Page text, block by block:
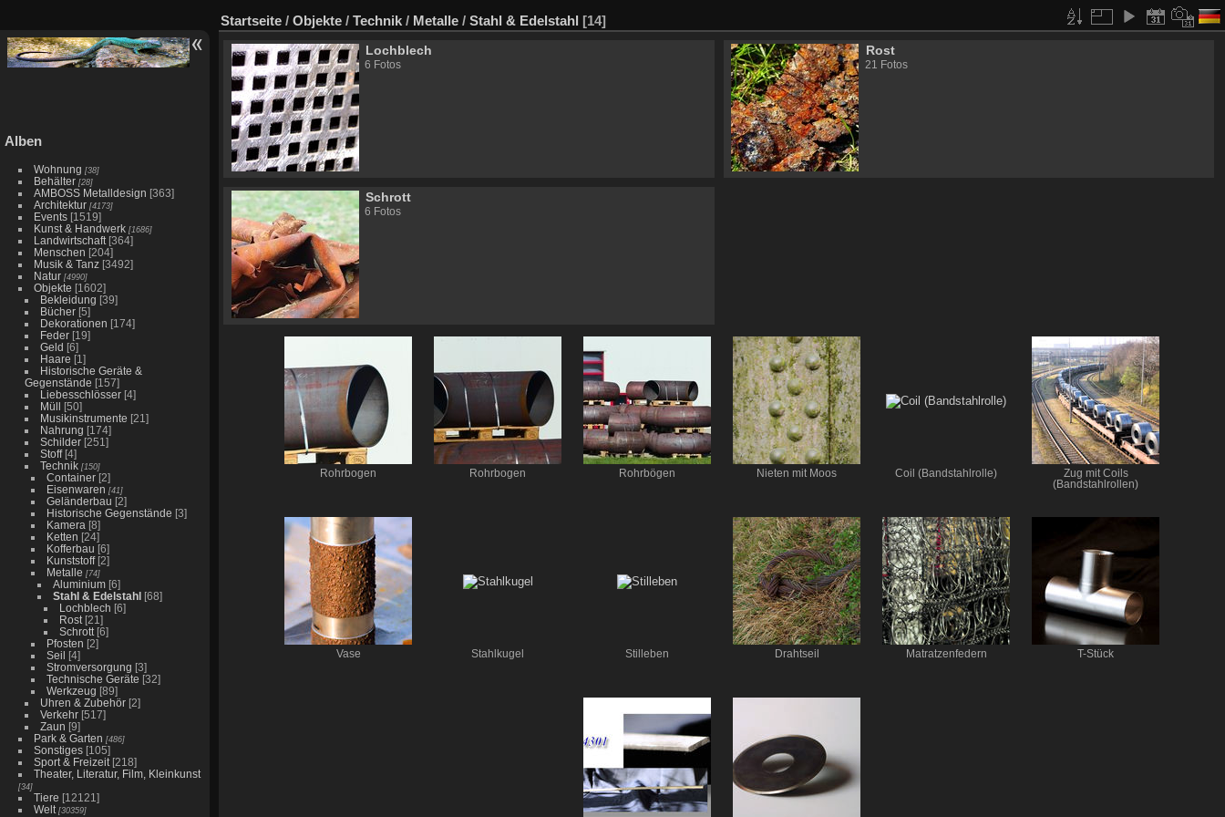
Alben
Wohnung [38]
Behälter [28]
AMBOSS Metalldesign [363]
Architektur [4173]
Events [1519]
Kunst & Handwerk [1686]
Landwirtschaft [364]
Menschen [204]
Musik & Tanz [3492]
Natur [4990]
Objekte [1602]
Bekleidung [39]
Bücher [5]
Dekorationen [174]
Feder [19]
Geld [6]
Haare [1]
Historische Geräte &
Gegenstände [157]
Liebesschlösser [4]
Müll [50]
Musikinstrumente [21]
Nahrung [174]
Schilder [251]
Stoff [4]
Technik [150]
Container [2]
Eisenwaren [41]
Geländerbau [2]
Historische Gegenstände [3]
Kamera [8]
Ketten [24]
Kofferbau [6]
Kunststoff [2]
Metalle [74]
Aluminium [6]
Stahl & Edelstahl [68]
Lochblech [6]
Rost [21]
Schrott [6]
Pfosten [2]
Seil [4]
Stromversorgung [3]
Technische Geräte [32]
Werkzeug [89]
Uhren & Zubehör [2]
Verkehr [517]
Zaun [9]
Park & Garten [486]
Sonstiges [105]
Sport & Freizeit [218]
Theater, Literatur, Film, Kleinkunst
[34]
Tiere [12121]
Welt [30359]
Startseite / Objekte / Technik / Metalle / Stahl & Edelstahl [14]
Lochblech
6 Fotos
Rost
21 Fotos
Schrott
6 Fotos
Rohrbogen Rohrbogen Rohrbögen Nieten mit Moos Coil (Bandstahlrolle)
Zug mit Coils
(Bandstahlrollen)
Vase Stahlkugel Stilleben Drahtseil Matratzenfedern T-Stück